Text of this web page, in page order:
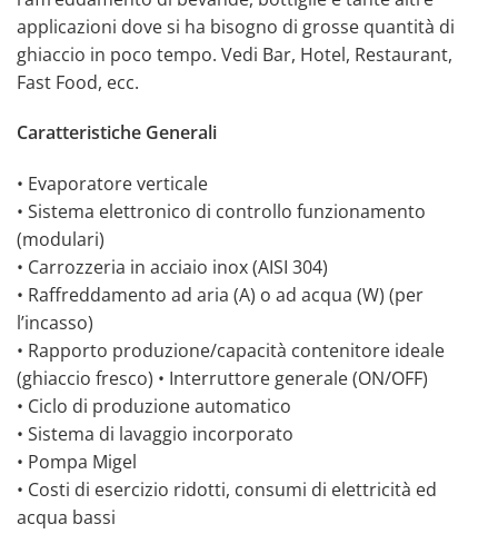
applicazioni dove si ha bisogno di grosse quantità di
ghiaccio in poco tempo. Vedi Bar, Hotel, Restaurant,
Fast Food, ecc.
Caratteristiche Generali
• Evaporatore verticale
• Sistema elettronico di controllo funzionamento
(modulari)
• Carrozzeria in acciaio inox (AISI 304)
• Raffreddamento ad aria (A) o ad acqua (W) (per
l’incasso)
• Rapporto produzione/capacità contenitore ideale
(ghiaccio fresco) • Interruttore generale (ON/OFF)
• Ciclo di produzione automatico
• Sistema di lavaggio incorporato
• Pompa Migel
• Costi di esercizio ridotti, consumi di elettricità ed
acqua bassi